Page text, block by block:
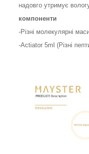
надовго утримує
компоненти
-Різні молекулярні
-Actiator 5ml (Різні